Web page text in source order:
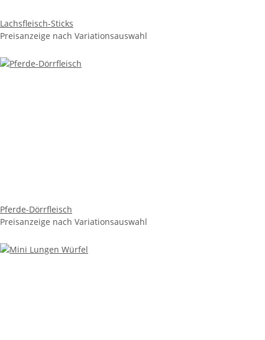
Lachsfleisch-Sticks
Preisanzeige nach Variationsauswahl
Pferde-Dörrfleisch
Preisanzeige nach Variationsauswahl